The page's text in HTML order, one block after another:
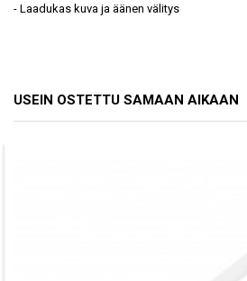
- Laadukas kuva ja äänen välitys
USEIN OSTETTU SAMAAN AIKAAN